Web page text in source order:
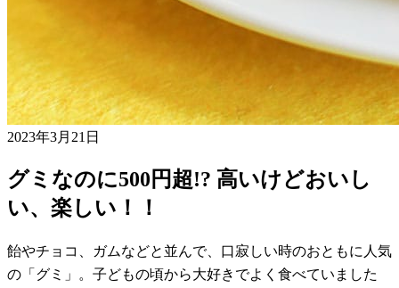
2023年3月21日
グミなのに500円超!? 高いけどおいし
い、楽しい！！
飴やチョコ、ガムなどと並んで、口寂しい時のおともに人気
の「グミ」。子どもの頃から大好きでよく食べていました